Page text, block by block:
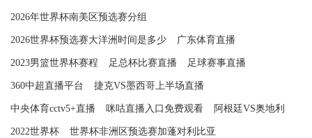
2026年世界杯南美区预选赛分组
2026世界杯预选赛大洋洲时间是多少 广东体育直播
2023男篮世界杯赛程 足总杯比赛直播 足球赛事直播
360中超直播平台 捷克VS墨西哥上半场直播
中央体育cctv5+直播 咪咕直播入口免费观看 阿根廷VS奥地利
2022世界杯 世界杯非洲区预选赛加蓬对利比亚